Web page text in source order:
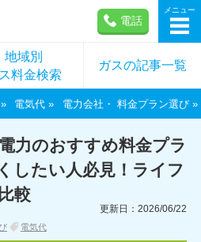
電話
メニュー
地域別
料金検索
ガスの記事一覧
電気代 電力会社・ 料金プラン選び
力のおすすめ料金プラ
したい人必見！ライフ
較
電気代
更新日：2026/06/22